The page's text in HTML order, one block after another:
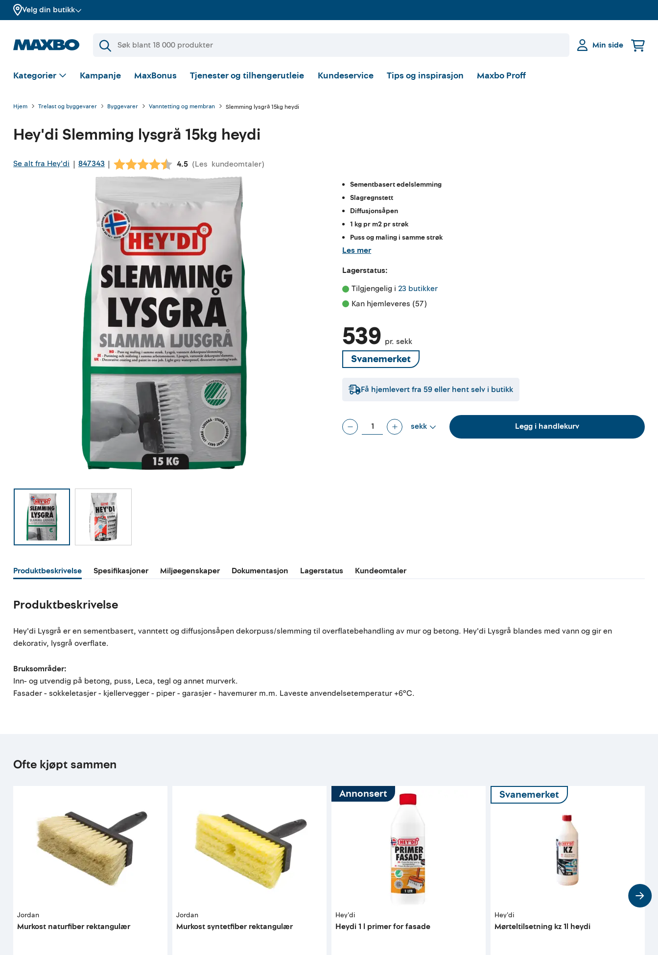
Velg din butikk
Min side
Kategorier Kampanje MaxBonus Tjenester og tilhengerutleie Kundeservice Tips og inspirasjon Maxbo Proff
Hjem Trelast og byggevarer Byggevarer Vanntetting og membran Slemming lysgrå 15kg heydi
Hey'di Slemming lysgrå 15kg heydi
Se alt fra Hey'di | 847343 | Gjennomsnittskarakter:
4.5 (Les kundeomtaler)
Sementbasert edelslemming
Slagregnstett
Diffusjonsåpen
1 kg pr m2 pr strøk
Puss og maling i samme strøk
Les mer
Lagerstatus:
Tilgjengelig i 23 butikker
Kan hjemleveres (57)
Svanemerket
539 pr. sekk
Få hjemlevert fra 59eller hent selv i butikk
sekk Legg i handlekurv
Produktbeskrivelse Spesifikasjoner Miljøegenskaper Dokumentasjon Lagerstatus Kundeomtaler
Produktbeskrivelse
Hey'di Lysgrå er en sementbasert, vanntett og diffusjonsåpen dekorpuss/slemming til overflatebehandling av mur og betong. Hey'di Lysgrå blandes med vann og gir en
dekorativ, lysgrå overflate.
Bruksområder:
Inn- og utvendig på betong, puss, Leca, tegl og annet murverk.
Fasader - sokkeletasjer - kjellervegger - piper - garasjer - havemurer m.m. Laveste anvendelsetemperatur +6°C.
Ofte kjøpt sammen
Jordan
Murkost naturfiber rektangulær
Jordan
Murkost syntetfiber rektangulær
Annonsert
Hey'di
Heydi 1 l primer for fasade
Svanemerket
Hey'di
Mørteltilsetning kz 1l heydi